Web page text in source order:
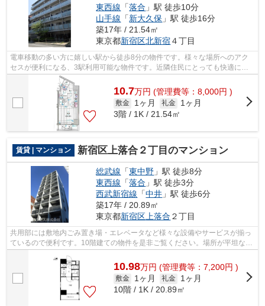
東西線 「落合 」駅 徒歩10分
山手線 「新大久保 」駅 徒歩16分
築17年 / 21.54㎡
東京都新宿区北新宿４丁目
電車移動の多い方に嬉しい駅から徒歩8分の物件です。様々な場所へのアク
セスが便利になる、3駅利用可能な物件です。近隣住民にとっても快適にな
る敷地内ごみ置き場付きです。新宿区エ...
10.7万円 (管理費等：8,000円 )
敷金 1ヶ月 礼金
1ヶ月
3階 / 1K / 21.54㎡
賃貸 | マンション 新宿区上落合２丁目のマンション
総武線 「東中野 」駅 徒歩8分
東西線 「落合 」駅 徒歩3分
西武新宿線 「中井 」駅 徒歩6分
築17年 / 20.89㎡
東京都新宿区 上落合 ２丁目
共用部には敷地内ごみ置き場・エレベータなど様々な設備やサービスが揃っ
ているので便利です。10階建ての物件を是非ご覧ください。場所が平坦なの
は、ランニングをする上で抑えたいポ...
10.98万円 (管理費等：7,200円 )
敷金 1ヶ月 礼金
1ヶ月
10階 / 1K / 20.89㎡